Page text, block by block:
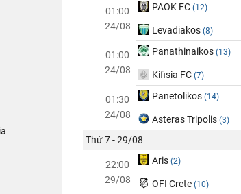
01:00
24/08
PAOK FC (12)
Levadiakos (8)
01:00
24/08
Panathinaikos (13)
Kifisia FC (7)
01:30
24/08
Panetolikos (14)
Asteras Tripolis (3)
Thứ 7 - 29/08
22:00
29/08
Aris (2)
OFI Crete (10)